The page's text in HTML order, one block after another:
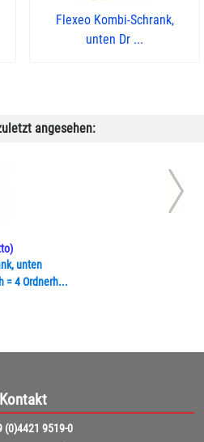
Flexeo Kombi-Schrank,
unten Dr ...
angesehen:
unten
= 4 Ordnerh...
Kontakt
(0)4421 9519-0